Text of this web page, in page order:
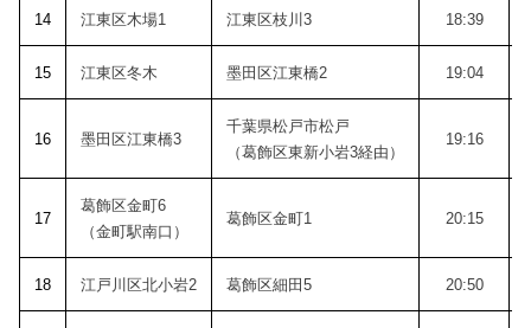
14 江東区木場1 江東区枝川3 18:39
15 江東区冬木 墨田区江東橋2 19:04
16 墨田区江東橋3
千葉県松戸市松戸
（葛飾区東新小岩3経由）
19:16
17
葛飾区金町6
（金町駅南口）
葛飾区金町1 20:15
18 江戸川区北小岩2 葛飾区細田5 20:50